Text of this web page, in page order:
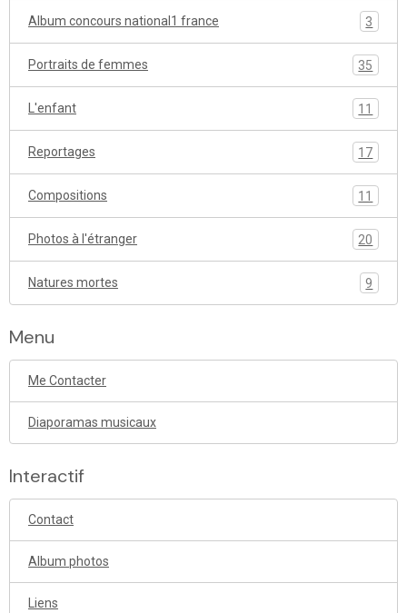
Album concours national1 france 3
Portraits de femmes 35
L'enfant 11
Reportages 17
Compositions 11
Photos à l'étranger 20
Natures mortes 9
Menu
Me Contacter
Diaporamas musicaux
Interactif
Contact
Album photos
Liens